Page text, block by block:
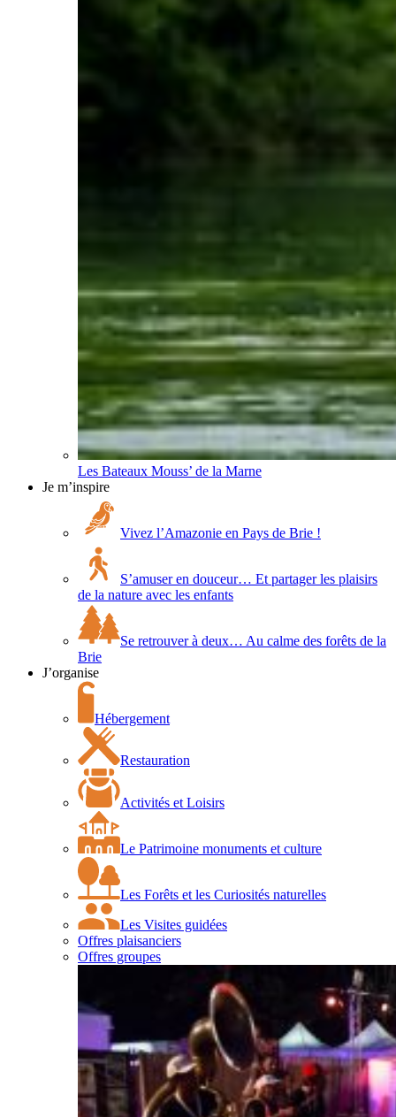
Les Bateaux Mouss’ de la Marne
Je m’inspire
Vivez l’Amazonie en Pays de Brie !
S’amuser en douceur… Et partager les plaisirs
de la nature avec les enfants
Se retrouver à deux… Au calme des forêts de la
Brie
J’organise
Hébergement
Restauration
Activités et Loisirs
Le Patrimoine monuments et culture
Les Forêts et les Curiosités naturelles
Les Visites guidées
Offres plaisanciers
Offres groupes